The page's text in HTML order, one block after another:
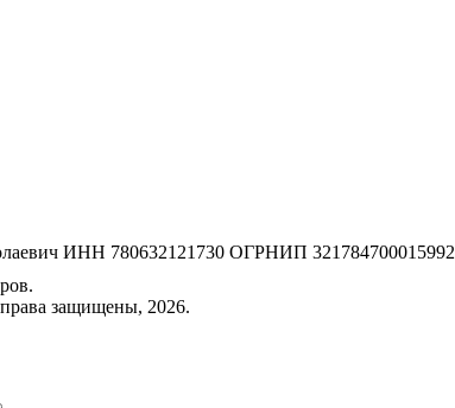
ИНН 780632121730 ОГРНИП 321784700015992
защищены, 2026.